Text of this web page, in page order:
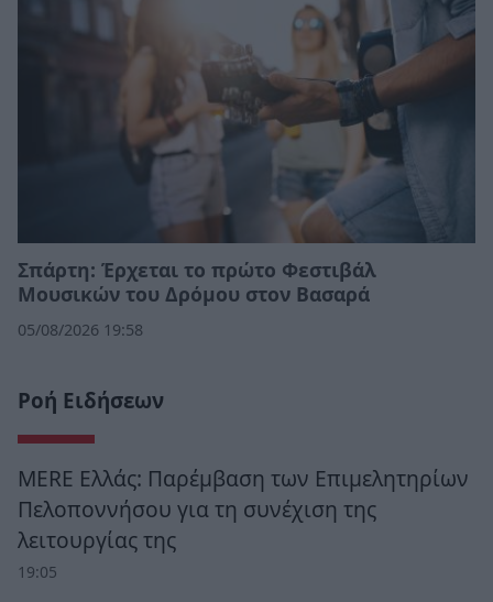
Σπάρτη: Έρχεται το πρώτο Φεστιβάλ
Μουσικών του Δρόμου στον Βασαρά
05/08/2026 19:58
Ροή Ειδήσεων
MERE Ελλάς: Παρέμβαση των Επιμελητηρίων
Πελοποννήσου για τη συνέχιση της
λειτουργίας της
19:05